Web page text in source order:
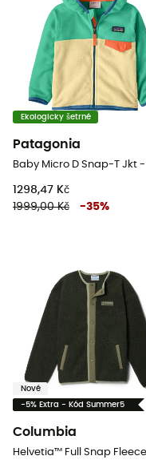
Ekologicky šetrné
Patagonia
1298,47 Kč
1999,00 Kč
-35%
Nové
-5% Extra - Kód Summer5
Columbia